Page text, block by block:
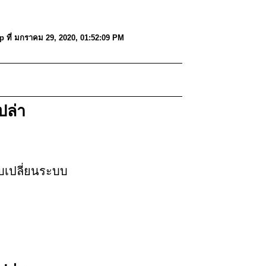
ที่ มกราคม 29, 2020, 01:52:09 PM
ล่า
เปลี่ยนระบบ